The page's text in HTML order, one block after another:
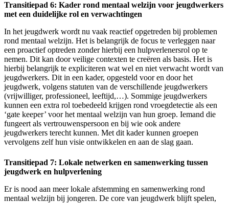
Transitiepad 6: Kader rond mentaal welzijn voor jeugdwerkers
met een duidelijke rol en verwachtingen
In het jeugdwerk wordt nu vaak reactief opgetreden bij problemen
rond mentaal welzijn. Het is belangrijk de focus te verleggen naar
een proactief optreden zonder hierbij een hulpverlenersrol op te
nemen. Dit kan door veilige contexten te creëren als basis. Het is
hierbij belangrijk te expliciteren wat wel en niet verwacht wordt van
jeugdwerkers. Dit in een kader, opgesteld voor en door het
jeugdwerk, volgens statuten van de verschillende jeugdwerkers
(vrijwilliger, professioneel, leeftijd,…). Sommige jeugdwerkers
kunnen een extra rol toebedeeld krijgen rond vroegdetectie als een
‘gate keeper’ voor het mentaal welzijn van hun groep. Iemand die
fungeert als vertrouwenspersoon en bij wie ook andere
jeugdwerkers terecht kunnen. Met dit kader kunnen groepen
vervolgens zelf hun visie ontwikkelen en aan de slag gaan.
Transitiepad 7: Lokale netwerken en samenwerking tussen
jeugdwerk en hulpverlening
Er is nood aan meer lokale afstemming en samenwerking rond
mentaal welzijn bij jongeren. De core van jeugdwerk blijft spelen,